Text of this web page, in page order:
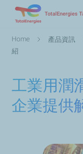
TotalEnergies
Breadcrumb
Home 產品資訊
紹
工業用潤
企業提供